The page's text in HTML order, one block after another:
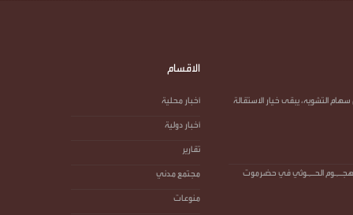
التشويه، يبقى خيار الاستقالة
الحـ,ـوثي في حضرموت
الاقسام
أخبار محلية
أخبار دولية
تقارير
مجتمع مدني
منوعات